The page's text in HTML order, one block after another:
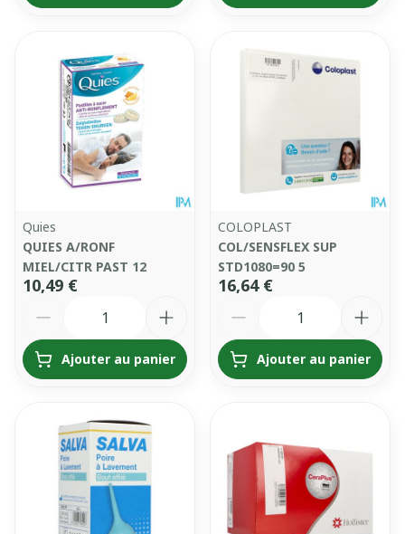
Quies
QUIES A/RONF
MIEL/CITR PAST 12
10,49 €
Ajouter au panier
COLOPLAST
COL/SENSFLEX SUP
STD1080=90 5
16,64 €
Ajouter au panier